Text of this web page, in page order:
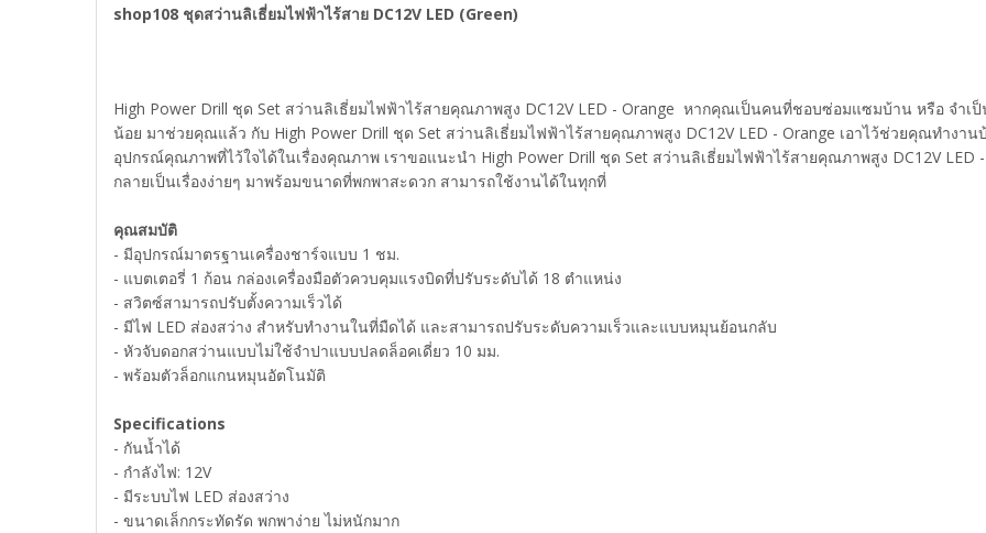
shop108 ชุดสว่านลิเธี่ยมไฟฟ้าไร้สาย DC12V LED (Green)
High Power Drill ชุด Set สว่านลิเธี่ยมไฟฟ้าไร้สายคุณภาพสูง DC12V LED - Orange หากคุณเป็นคนที่ชอบซ่อมแซมบ้าน หรือ จำเ
น้อย มาช่วยคุณแล้ว กับ High Power Drill ชุด Set สว่านลิเธี่ยมไฟฟ้าไร้สายคุณภาพสูง DC12V LED - Orange เอาไว้ช่วยคุณทำงา
อุปกรณ์คุณภาพที่ไว้ใจได้ในเรื่องคุณภาพ เราขอแนะนำ High Power Drill ชุด Set สว่านลิเธี่ยมไฟฟ้าไร้สายคุณภาพสูง DC12V LED
กลายเป็นเรื่องง่ายๆ มาพร้อมขนาดที่พกพาสะดวก สามารถใช้งานได้ในทุกที่
คุณสมบัติ
- มีอุปกรณ์มาตรฐานเครื่องชาร์จแบบ 1 ชม.
- แบตเตอรี่ 1 ก้อน กล่องเครื่องมือตัวควบคุมแรงบิดที่ปรับระดับได้ 18 ตำแหน่ง
- สวิตซ์สามารถปรับตั้งความเร็วได้
- มีไฟ LED ส่องสว่าง สำหรับทำงานในที่มืดได้ และสามารถปรับระดับความเร็วและแบบหมุนย้อนกลับ
- หัวจับดอกสว่านแบบไม่ใช้จำปาแบบปลดล็อคเดี่ยว 10 มม.
- พร้อมตัวล็อกแกนหมุนอัตโนมัติ
Specifications
- กันน้ำได้
- กำลังไฟ: 12V
- มีระบบไฟ LED ส่องสว่าง
- ขนาดเล็กกระทัดรัด พกพาง่าย ไม่หนักมาก